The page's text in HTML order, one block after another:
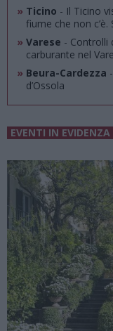
» Ticino - Il Ticino
fiume che non
» Varese - Controlli
carburante nel
» Beura-Cardezza
d’Ossola
EVENTI IN EVIDENZA